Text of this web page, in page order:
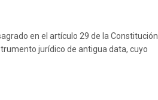
en el artículo 29 de la Constitución
jurídico de antigua data, cuyo